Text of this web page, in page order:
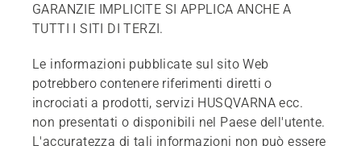
GARANZIE IMPLICITE SI APPLICA ANCHE A
TUTTI I SITI DI TERZI.
Le informazioni pubblicate sul sito Web
potrebbero contenere riferimenti diretti o
incrociati a prodotti, servizi HUSQVARNA ecc.
non presentati o disponibili nel Paese dell'utente.
L'accuratezza di tali informazioni non può essere